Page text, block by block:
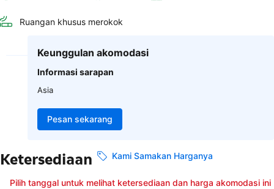
Ruangan khusus merokok
Keunggulan akomodasi
Informasi sarapan
Asia
Pesan sekarang
Ketersediaan Kami Samakan Harganya
Pilih tanggal untuk melihat ketersediaan dan harga akomodasi ini